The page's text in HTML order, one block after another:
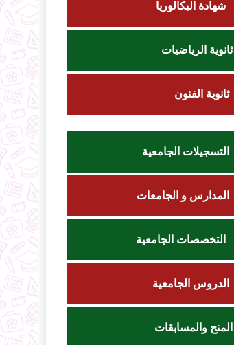
شهادة البكالوريا
ثانوية الرياضيات
ثانوية الفنون
التسجيلات الجامعية
المدارس و الجامعات
التخصصات الجامعية
الدروس الجامعية
المنح والمسابقات